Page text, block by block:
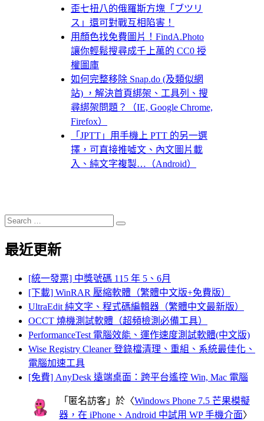
歪七扭八的俄羅斯方塊「ブツリ
ス」還可對戰互相陷害！
用顏色找免費圖片！FindA.Photo
讓你輕鬆搜尋成千上萬的 CC0 授
權圖庫
如何完整移除 Snap.do (及類似網
站) ，解決首頁綁架、工具列、搜
尋綁架問題？（IE, Google Chrome,
Firefox）
「JPTT」用手機上 PTT 的另一選
擇，可直接推噓文、內文圖片載
入、純文字複製…（Android）
Search
for:
Search
最近更新
[統一發票] 中獎號碼 115 年 5、6月
[下載] WinRAR 壓縮軟體（繁體中文版+免費版）
UltraEdit 純文字、程式碼編輯器（繁體中文最新版）
OCCT 燒機測試軟體（超頻檢測必備工具）
PerformanceTest 電腦效能、運作速度測試軟體(中文版)
Wise Registry Cleaner 登錄檔清理、重組、系統最佳化、
電腦加速工具
[免費] AnyDesk 遠端桌面：跨平台遙控 Win, Mac 電腦
「 匿名訪客 」於〈Windows Phone 7.5 芒果模擬
器，在 iPhone、Android 中試用 WP 手機介面〉